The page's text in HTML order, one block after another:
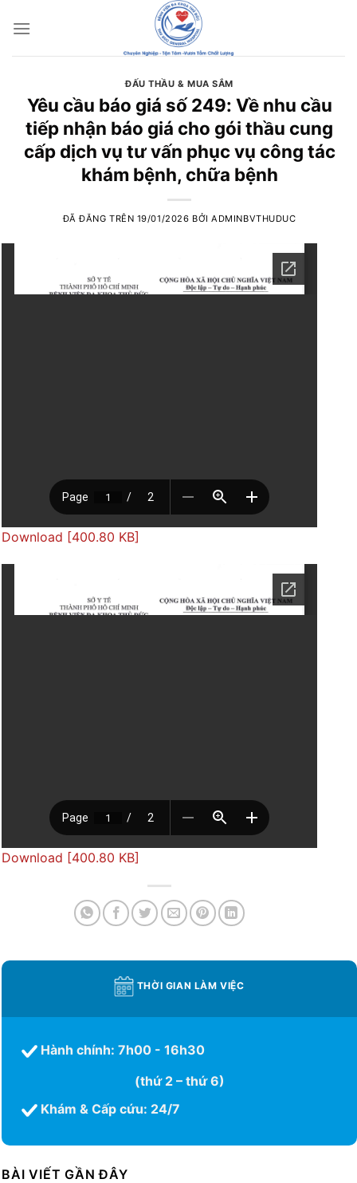
đến
ĐẤU THẦU & MUA SẮM
Yêu cầu báo giá số 249: Về nhu cầu
tiếp nhận báo giá cho gói thầu cung
cấp dịch vụ tư vấn phục vụ công tác
khám bệnh, chữa bệnh
ĐÃ ĐĂNG TRÊN 19/01/2026 BỞIADMINBVTHUDUC
Download [400.80 KB]
Download [400.80 KB]
THỜI GIAN LÀM VIỆC
Hành chính: 7h00 - 16h30
(thứ 2 – thứ 6)
Khám & Cấp cứu: 24/7
BÀI VIẾT GẦN ĐÂY